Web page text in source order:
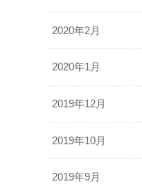
2020年2月
2020年1月
2019年12月
2019年10月
2019年9月